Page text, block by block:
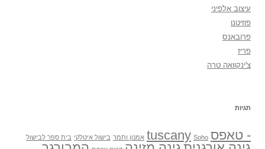
עיצוב אלפיני
פוזיטנו
פרובאנס
פריז
צ'ינקוואה טרה
תגיות
- טאפס Soho
tuscany אמנון ותמר בישול איטלקי בית ספר לבישול